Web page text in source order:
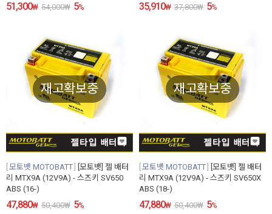
51,300₩ 54,000₩ 5% 35,910₩ 37,800₩ 5%
재고확보중
모토뱃 MOTOBATT
[모토뱃] 젤 배터
리 MTX9A (12V9A) - 스즈키 SV650
ABS (16-)
47,880₩ 50,400₩ 5%
재고확보중
모토뱃 MOTOBATT
[모토뱃] 젤 배터
리 MTX9A (12V9A) - 스즈키 SV650X
ABS (18-)
47,880₩ 50,400₩ 5%